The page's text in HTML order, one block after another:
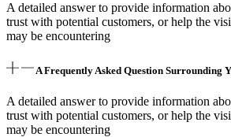
A detailed answer to provide information
trust with potential customers, or help the
may be encountering
A Frequently Asked Question Surrounding
A detailed answer to provide information
trust with potential customers, or help the
may be encountering